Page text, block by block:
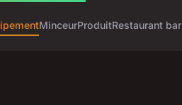
MinceurProduitRestaurant bar